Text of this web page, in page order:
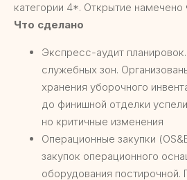
категории 4*. Открытие
Что сделано
Экспресс-аудит
служебных зон.
хранения уборочного
до финишной отделки
но критичные изменения
Операционные закупки
закупок операционного
оборудования постирочной.